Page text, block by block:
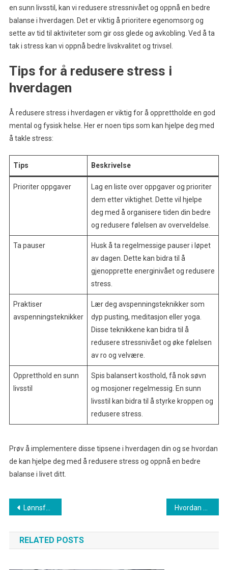
en sunn livsstil, kan vi redusere stressnivået og oppnå en bedre
balanse i hverdagen. Det er viktig å prioritere egenomsorg og
sette av tid til aktiviteter som gir oss glede og avkobling. Ved å ta
tak i stress kan vi oppnå bedre livskvalitet og trivsel.
Tips for å redusere stress i
hverdagen
Å redusere stress i hverdagen er viktig for å opprettholde en god
mental og fysisk helse. Her er noen tips som kan hjelpe deg med
å takle stress:
Tips Beskrivelse
Prioriter oppgaver
Lag en liste over oppgaver og prioriter
dem etter viktighet. Dette vil hjelpe
deg med å organisere tiden din bedre
og redusere følelsen av overveldelse.
Ta pauser
Husk å ta regelmessige pauser i løpet
av dagen. Dette kan bidra til å
gjenopprette energinivået og redusere
stress.
Praktiser
avspenningsteknikker
Lær deg avspenningsteknikker som
dyp pusting, meditasjon eller yoga.
Disse teknikkene kan bidra til å
redusere stressnivået og øke følelsen
av ro og velvære.
Oppretthold en sunn
livsstil
Spis balansert kosthold, få nok søvn
og mosjoner regelmessig. En sunn
livsstil kan bidra til å styrke kroppen og
redusere stress.
Prøv å implementere disse tipsene i hverdagen din og se hvordan
de kan hjelpe deg med å redusere stress og oppnå en bedre
balanse i livet ditt.
Innleggsnavigasjon
Lønnsforhandlinger: Slik sikrer du deg den beste avtalen
RELATED POSTS